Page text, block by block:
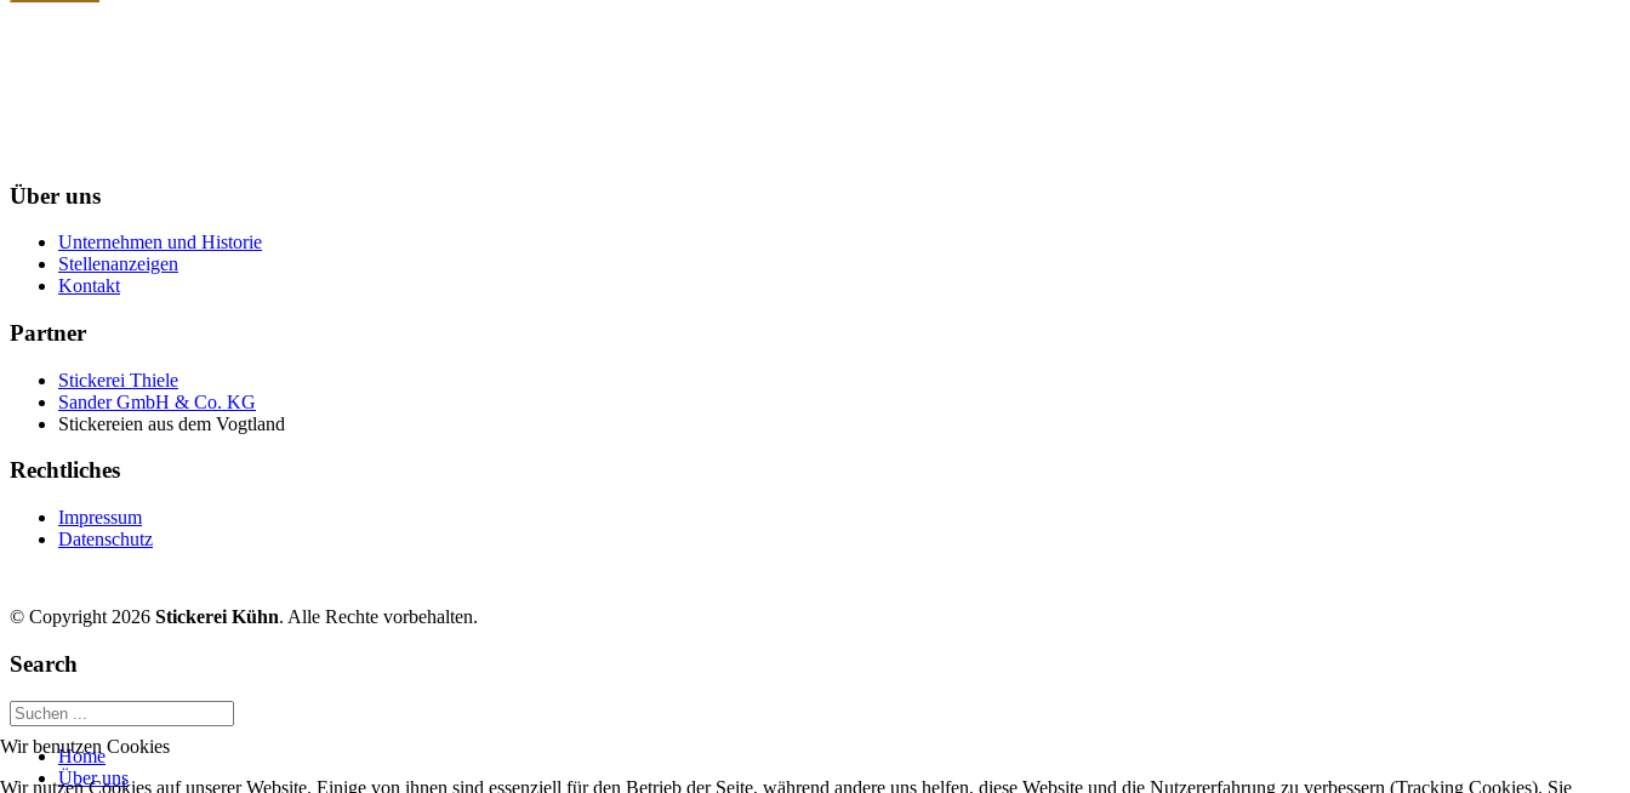
Über uns
Unternehmen und Historie
Stellenanzeigen
Kontakt
Partner
Stickerei Thiele
Sander GmbH & Co. KG
Stickereien aus dem Vogtland
Rechtliches
Impressum
Datenschutz
© Copyright 2026 Stickerei Kühn. Alle Rechte vorbehalten.
Search
Home
Über uns
Wir benutzen Cookies
Wir nutzen Cookies auf unserer Website. Einige von ihnen sind essenziell für den Betrieb der Seite, während andere uns helfen, diese Website und die Nutzererfahrung zu verbessern (Tracking Cookies). Sie